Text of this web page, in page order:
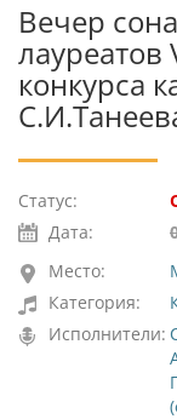
Вечер
конкурса
Статус:
Дата:
Место:
Категория:
Исполнители: